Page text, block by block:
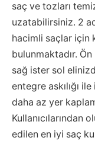
saç ve tozları
uzatabilirsiniz. 2
hacimli saçlar için
bulunmaktadır.
sağ ister sol
entegre askılığı
daha az yer
Kullanıcılarından
edilen en iyi saç